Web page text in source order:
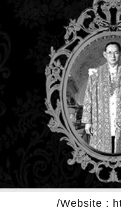
Website :